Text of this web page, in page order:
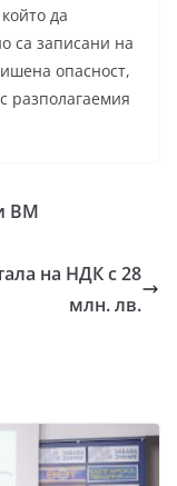
да
са записани на
опасност,
разполагаемия
ВМ
на НДК с 28
млн. лв.